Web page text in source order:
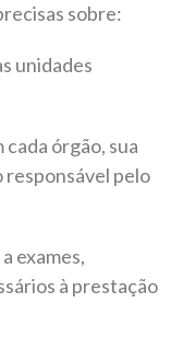
sobre:
unidades
órgão, sua
responsável pelo
exames,
à prestação